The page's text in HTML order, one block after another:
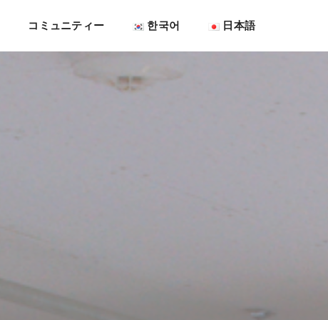
コミュニティー 한국어 日本語